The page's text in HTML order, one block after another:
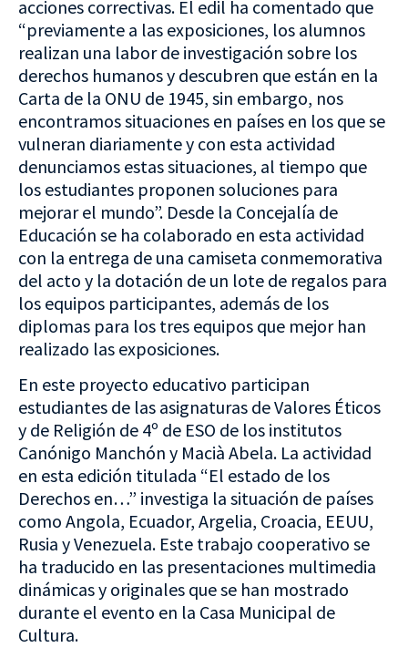
acciones correctivas. El edil ha comentado que
“previamente a las exposiciones, los alumnos
realizan una labor de investigación sobre los
derechos humanos y descubren que están en la
Carta de la ONU de 1945, sin embargo, nos
encontramos situaciones en países en los que se
vulneran diariamente y con esta actividad
denunciamos estas situaciones, al tiempo que
los estudiantes proponen soluciones para
mejorar el mundo”. Desde la Concejalía de
Educación se ha colaborado en esta actividad
con la entrega de una camiseta conmemorativa
del acto y la dotación de un lote de regalos para
los equipos participantes, además de los
diplomas para los tres equipos que mejor han
realizado las exposiciones.
En este proyecto educativo participan
estudiantes de las asignaturas de Valores Éticos
y de Religión de 4º de ESO de los institutos
Canónigo Manchón y Macià Abela. La actividad
en esta edición titulada “El estado de los
Derechos en…” investiga la situación de países
como Angola, Ecuador, Argelia, Croacia, EEUU,
Rusia y Venezuela. Este trabajo cooperativo se
ha traducido en las presentaciones multimedia
dinámicas y originales que se han mostrado
durante el evento en la Casa Municipal de
Cultura.